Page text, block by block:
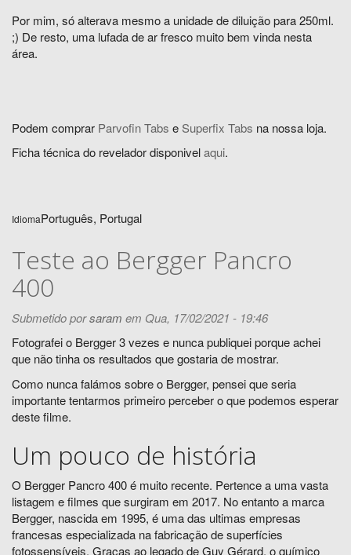
Por mim, só alterava mesmo a unidade de diluição para 250ml.
;) De resto, uma lufada de ar fresco muito bem vinda nesta
área.
Podem comprar Parvofin Tabs e Superfix Tabs na nossa loja.
Ficha técnica do revelador disponivelaqui.
IdiomaPortuguês, Portugal
Teste ao Bergger Pancro
400
Submetido porsaram em Qua, 17/02/2021 - 19:46
Fotografei o Bergger 3 vezes e nunca publiquei porque achei
que não tinha os resultados que gostaria de mostrar.
Como nunca falámos sobre o Bergger, pensei que seria
importante tentarmos primeiro perceber o que podemos esperar
deste filme.
Um pouco de história
O Bergger Pancro 400 é muito recente. Pertence a uma vasta
listagem e filmes que surgiram em 2017. No entanto a marca
Bergger, nascida em 1995, é uma das ultimas empresas
francesas especializada na fabricação de superfícies
fotossensíveis. Graças ao legado de Guy Gérard, o químico